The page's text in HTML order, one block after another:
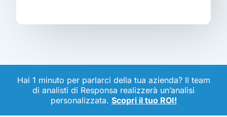
Hai 1 minuto per parlarci della tua azienda? Il team
di analisti di Responsa realizzerà un’analisi
personalizzata. Scopri il tuo ROI!